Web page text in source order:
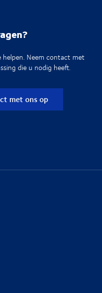
Neem contact met
die u nodig heeft.
met ons op